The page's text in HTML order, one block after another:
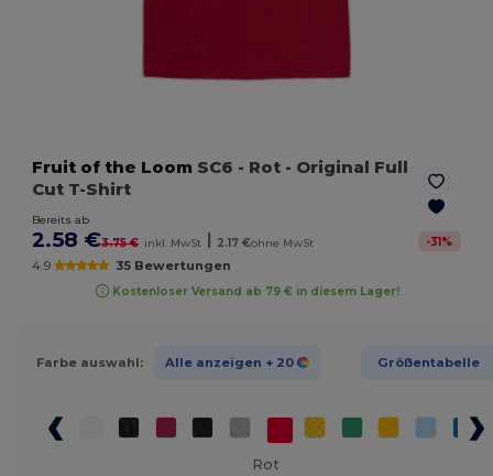
Fruit of the Loom SC6 - Rot - Original Full
Cut T-Shirt
Bereits ab
2.58 €3.75 € inkl. MwSt | 2.17 €ohne MwSt -31%
4.9 35 Bewertungen
Kostenloser Versand ab 79 € in diesem Lager!
Farbe auswahl: Alle anzeigen + 20 Größentabelle
Rot